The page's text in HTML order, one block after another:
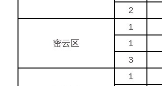
2
密云区
1
1
3
1